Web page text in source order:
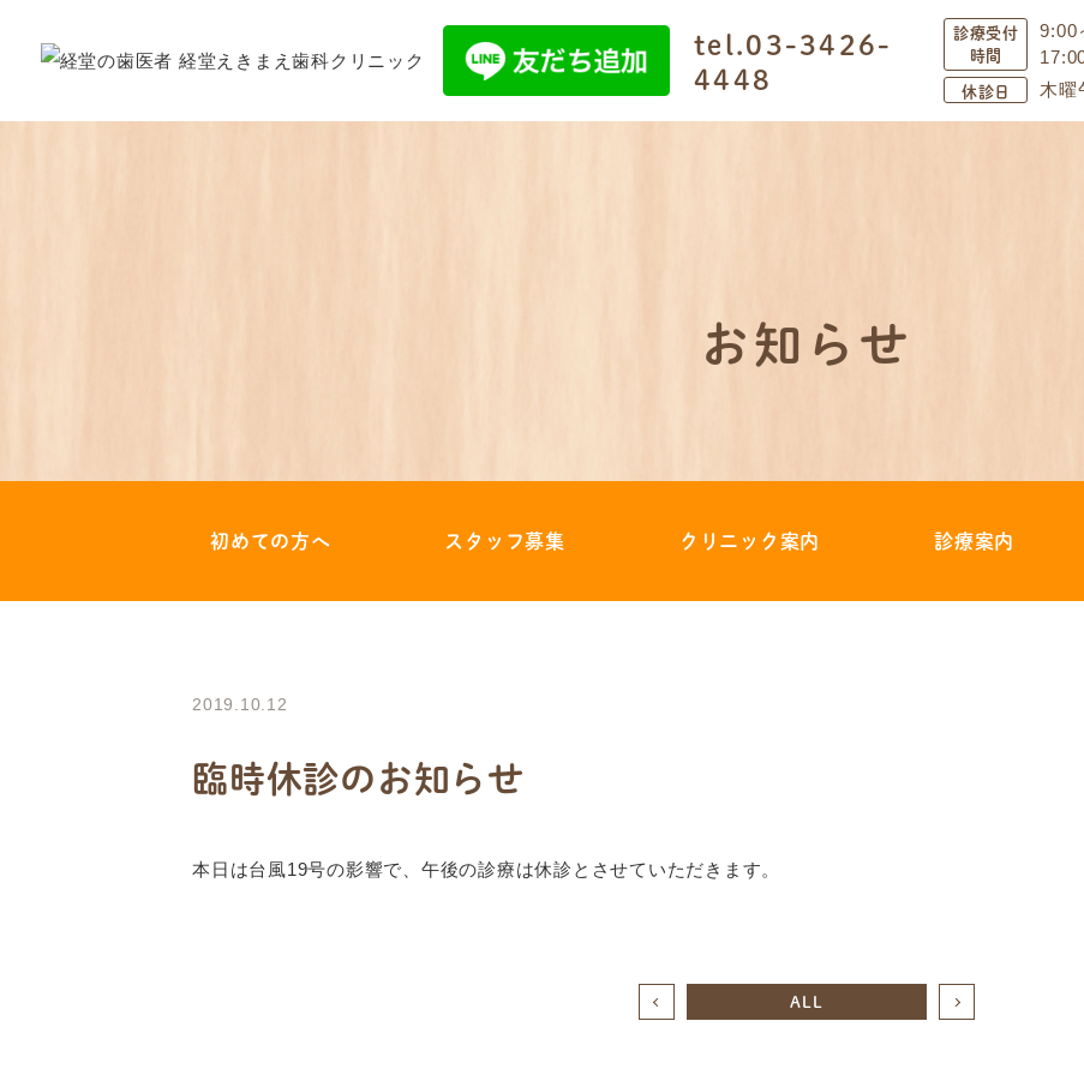
tel.03-3426-
4448
診療受付
時間
9:00
休診日 木曜
お知らせ
初めての方へ スタッフ募集 クリニック案内 診療案内
2019.10.12
臨時休診のお知らせ
本日は台風19号の影響で、午後の診療は休診とさせていただきます。
ALL